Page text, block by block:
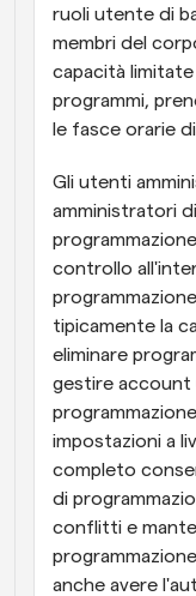
ruoli utente di
membri del
capacità
programmi,
le fasce orarie
Gli utenti
amministratori
controllo
tipicamente la
eliminare
gestire account
impostazioni a
completo
di
conflitti e
anche avere